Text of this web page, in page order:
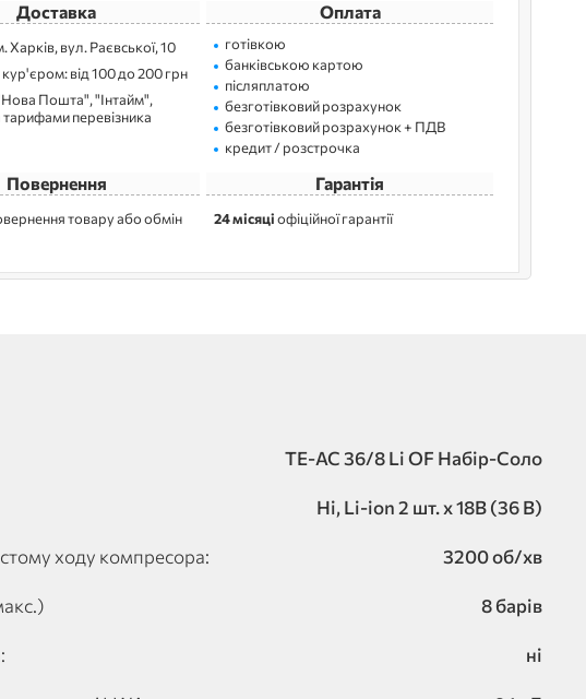
Доставка
Харків, вул. Раєвської, 10
від 100 до 200 грн
Пошта", "Інтайм",
перевізника
Оплата
готівкою
банківською картою
післяплатою
безготівковий розрахунок
безготівковий розрахунок + ПДВ
кредит / розстрочка
Повернення
товару або обмін
Гарантія
24 місяціофіційної гарантії
TE-AC 36/8 Li OF Набір-Соло
Ні, Li-ion 2 шт. х 18В (36 В)
ходу компресора: 3200 об/хв
8 барів
ні